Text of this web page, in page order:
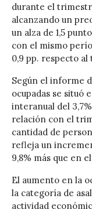
durante el
alcanzando un
un alza de 1,5
con el mismo
0,9 pp. respecto
Según el informe
ocupadas se situó
interanual del
relación con el
cantidad de
refleja un
9,8% más que en
El aumento en la
la categoría de
actividad